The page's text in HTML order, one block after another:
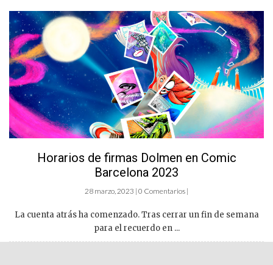
Horarios de firmas Dolmen en Comic
Barcelona 2023
28 marzo, 2023 | 0 Comentarios |
La cuenta atrás ha comenzado. Tras cerrar un fin de semana
para el recuerdo en ...